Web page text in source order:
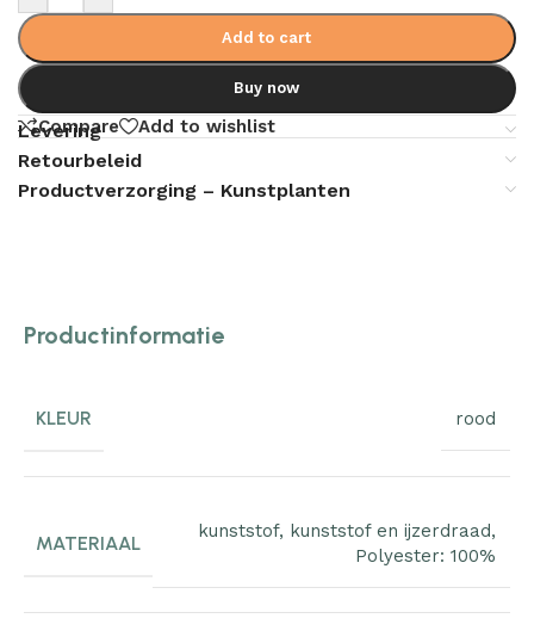
Add to cart
Buy now
Compare Add to wishlist
Levering
Retourbeleid
Productverzorging – Kunstplanten
Productinformatie
KLEUR rood
MATERIAAL
kunststof, kunststof en ijzerdraad,
Polyester: 100%